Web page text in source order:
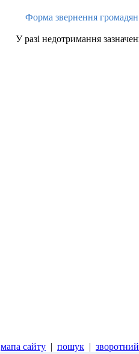
Форма звернення
У разі недотримання
мапа сайту | пошук |